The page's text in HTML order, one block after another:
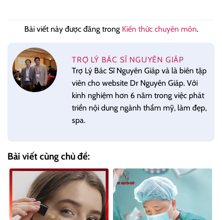
Bài viết này được đăng trong Kiến thức chuyên môn.
TRỢ LÝ BÁC SĨ NGUYÊN GIÁP
Trợ Lý Bác Sĩ Nguyên Giáp và là biên tập
viên cho website Dr Nguyên Giáp. Với
kinh nghiệm hơn 6 năm trong việc phát
triển nội dung ngành thẩm mỹ, làm đẹp,
spa.
Bài viết cùng chủ đề: